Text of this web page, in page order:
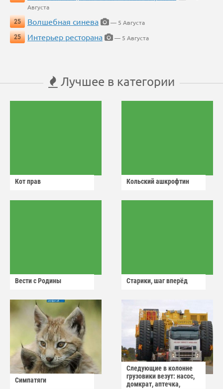
Августа
25
Волшебная синева
— 5 Августа
25
Интерьер ресторана — 5 Августа
Лучшее в категории
Кот прав Кольский ашкрофтин
Вести с Родины Старики, шаг вперёд
Симпатяги
Следующие в колонне
грузовики везут: насос,
домкрат, аптечка,